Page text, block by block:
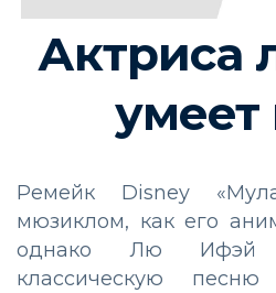
Актриса
умеет
Ремейк Disney
мюзиклом, как его
однако Лю Ифэй
классическую